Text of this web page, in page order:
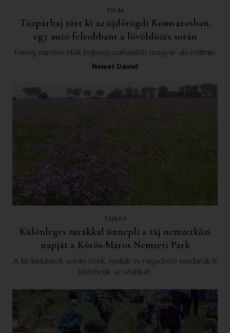
FILM
Tűzpárbaj tört ki az újdörögdi Romvárosban,
egy autó felrobbant a lövöldözés során
Forog minden idők legnagyszabásúbb magyar akciófilmje.
Német Dániel
TÁJKÉP
Különleges túrákkal ünnepli a táj nemzetközi
napját a Körös-Maros Nemzeti Park
A kirándulások során őzek, nyulak és ragadozó madarak is
kísérhetik az utunkat.